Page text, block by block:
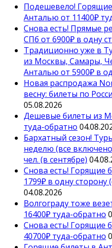
Подешевело!
Анталью от 11400₽
Снова есть! Прямые
СПб от 6900₽ в одну
Традиционно уже в
из Москвы, Самары,
Анталью от 5900₽ в
Новая распродажа
весну: билеты по
05.08.2026
Дешевые билеты из
туда-обратно
Бархатный сезон!
неделю (все
чел. (в сентябре)
Снова есть! Горящие
1799₽ в одну сторону
04.08.2026
Волгограду тоже
16400₽ туда-обратно
Снова есть! Горящие
40700₽ туда-обратно